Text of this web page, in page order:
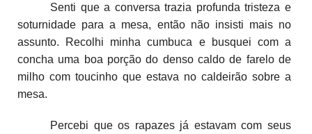
Senti que a conversa trazia profunda tristeza e
soturnidade para a mesa, então não insisti mais no
assunto. Recolhi minha cumbuca e busquei com a
concha uma boa porção do denso caldo de farelo de
milho com toucinho que estava no caldeirão sobre a
mesa.
Percebi que os rapazes já estavam com seus